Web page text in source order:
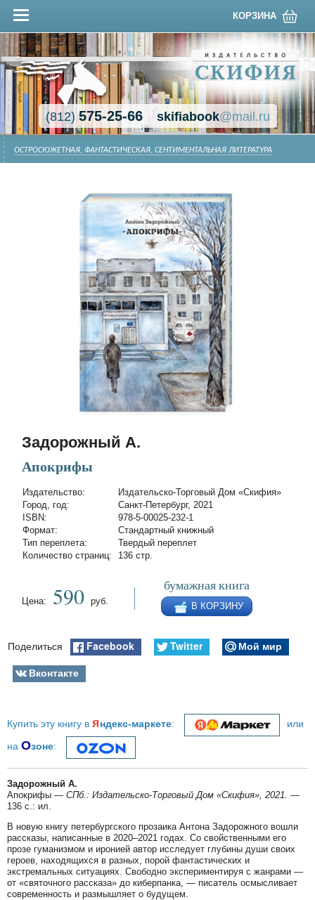
КОРЗИНА
(812)575-25-66 skifiabook@mail.ru
ОСТРОСЮЖЕТНАЯ, ФАНТАСТИЧЕСКАЯ, СЕНТИМЕНТАЛЬНАЯ ЛИТЕРАТУРА
Задорожный А.
Апокрифы
Издательство:
Издательско-Торговый Дом «Скифия»
Город, год:
Санкт-Петербург, 2021
ISBN:
978-5-00025-232-1
Формат:
Стандартный книжный
Тип переплета:
Твердый переплет
Количество страниц:
136 стр.
Цена: 590 руб.
бумажная книга
В КОРЗИНУ
Поделиться Facebook Twitter
Мой мир
Вконтакте
Купить эту книгу в яндекс-маркете: или
на Озоне:
Задорожный А.
Апокрифы — СПб.: Издательско-Торговый Дом «Скифия», 2021. —
136 с.: ил.
В новую книгу петербургского прозаика Антона Задорожного вошли
рассказы, написанные в 2020–2021 годах. Со свойственными его
прозе гуманизмом и иронией автор исследует глубины души своих
героев, находящихся в разных, порой фантастических и
экстремальных ситуациях. Свободно экспериментируя с жанрами —
от «святочного рассказа» до киберпанка, — писатель осмысливает
современность и размышляет о будущем.